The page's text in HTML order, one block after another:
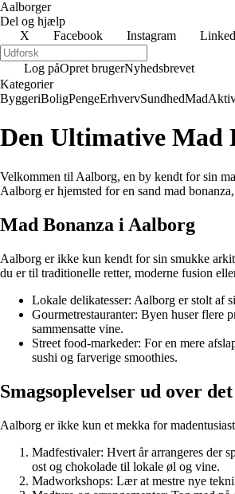
Aalborger
Del og hjælp
X
Facebook Instagram
Log påOpret brugerNyhedsbrevet
Kategorier
ByggeriBoligPengeErhvervSundhedMad
Den Ultimative Mad
Velkommen til Aalborg, en by kendt for sin
Aalborg er hjemsted for en sand mad
Mad Bonanza i Aalborg
Aalborg er ikke kun kendt for sin smukke
du er til traditionelle retter, moderne fusion
Lokale delikatesser: Aalborg er stolt af
Gourmetrestauranter: Byen huser flere
sammensatte vine.
Street food-markeder: For en mere
sushi og farverige smoothies.
Smagsoplevelser ud over
Aalborg er ikke kun et mekka for
Madfestivaler: Hvert år arrangeres der
ost og chokolade til lokale øl og vine.
Madworkshops: Lær at mestre nye